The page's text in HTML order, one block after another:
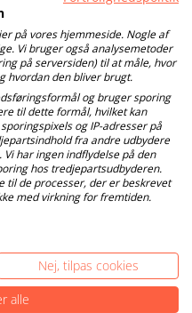
på vores hjemmeside. Nogle af
Vi bruger også analysemetoder
på serversiden) til at måle, hvor
hvordan den bliver brugt.
og bruger sporing
til dette formål, hvilket kan
og IP-adresser på
fra andre udbydere
har ingen indflydelse på den
hos tredjepartsudbyderen.
til de processer, der er beskrevet
med virkning for fremtiden.
Nej, tilpas cookies
alle